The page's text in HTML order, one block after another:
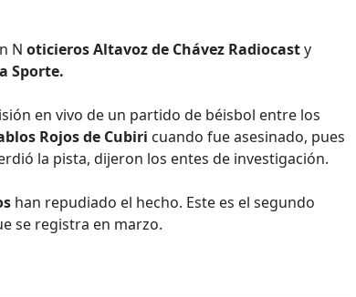
N oticieros Altavoz de Chávez Radiocasty
Sporte.
en vivo de un partido de béisbol entre los
Rojos de Cubiri cuando fue asesinado, pues
la pista, dijeron los entes de investigación.
han repudiado el hecho. Este es el segundo
se registra en marzo.